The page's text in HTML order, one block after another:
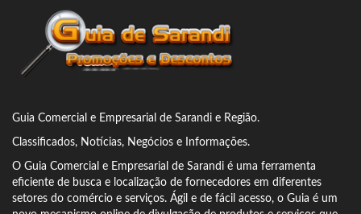
Guia Comercial e Empresarial de Sarandi e Região.
Classificados, Notícias, Negócios e Informações.
O Guia Comercial e Empresarial de Sarandi é uma ferramenta
eficiente de busca e localização de fornecedores em diferentes
setores do comércio e serviços. Ágil e de fácil acesso, o Guia é um